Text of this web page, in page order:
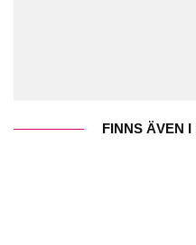
FINNS ÄVEN